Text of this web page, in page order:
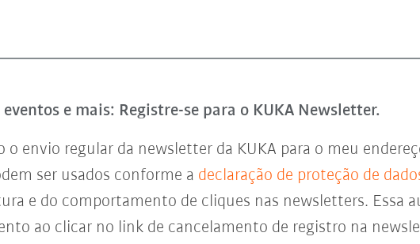
e mais: Registre-se para o KUKA Newsletter.
o envio regular da newsletter da KUKA para o meu
ser usados conforme a declaração de proteção de
e do comportamento de cliques nas newsletters. Essa
ao clicar no link de cancelamento de registro na